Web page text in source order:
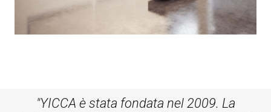
"YICCA è stata fondata nel 2009. La